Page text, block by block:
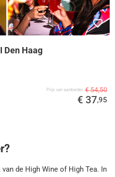
Den Haag
Prijs van aanbieder € 54,50
€ 37,95
de High Wine of High Tea. In